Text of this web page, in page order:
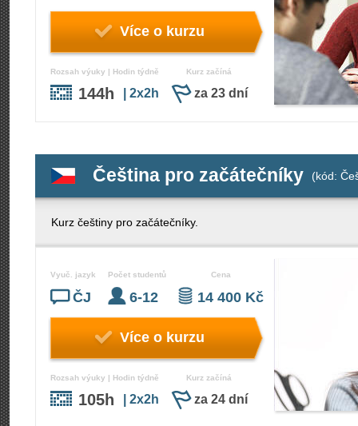
Více o kurzu
Rozsah výuky | Hodin týdně
144h | 2x2h
Kurz začíná
za 23 dní
Čeština pro začátečníky (kód:
Kurz češtiny pro začátečníky.
Vyuč. jazyk
ČJ
Počet studentů
6-12
Cena
14 400 Kč
Více o kurzu
Rozsah výuky | Hodin týdně
105h | 2x2h
Kurz začíná
za 24 dní